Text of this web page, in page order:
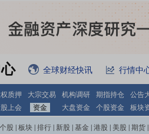
全球财经快讯 行情中
质押 大宗交易 机构调研 期指持仓
公告
上会 资金 大盘资金 个股资金 板块
个股 板块 排行 新股 基金 港股 美股 期货